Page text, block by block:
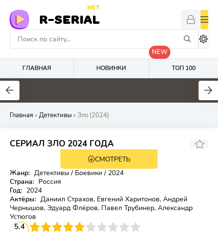
R-SERIAL
.NET
ГЛАВНАЯ НОВИНКИ
NEW
ТОП 100
4
Главная » Детективы» Зло (2024)
CЕРИАЛ ЗЛО 2024 ГОДА
СМОТРЕТЬ
Жанр: Детективы / Боевики / 2024
Страна: Россия
Год: 2024
Aктёpы: Даниил Страхов, Евгений Харитонов, Андрей
Чернышов, Эдуард Флёров, Павел Трубинер, Александр
Устюгов
5.4
4 5 6 7 8 9 10